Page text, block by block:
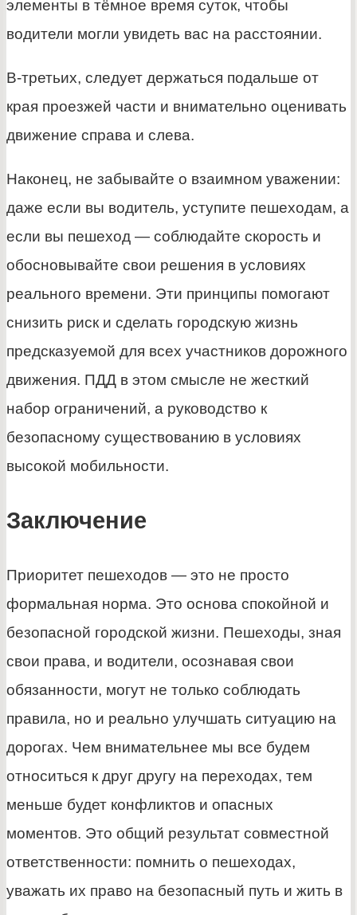
элементы в тёмное время суток, чтобы
водители могли увидеть вас на расстоянии.
В-третьих, следует держаться подальше от
края проезжей части и внимательно оценивать
движение справа и слева.
Наконец, не забывайте о взаимном уважении:
даже если вы водитель, уступите пешеходам, а
если вы пешеход — соблюдайте скорость и
обосновывайте свои решения в условиях
реального времени. Эти принципы помогают
снизить риск и сделать городскую жизнь
предсказуемой для всех участников дорожного
движения. ПДД в этом смысле не жесткий
набор ограничений, а руководство к
безопасному существованию в условиях
высокой мобильности.
Заключение
Приоритет пешеходов — это не просто
формальная норма. Это основа спокойной и
безопасной городской жизни. Пешеходы, зная
свои права, и водители, осознавая свои
обязанности, могут не только соблюдать
правила, но и реально улучшать ситуацию на
дорогах. Чем внимательнее мы все будем
относиться к друг другу на переходах, тем
меньше будет конфликтов и опасных
моментов. Это общий результат совместной
ответственности: помнить о пешеходах,
уважать их право на безопасный путь и жить в